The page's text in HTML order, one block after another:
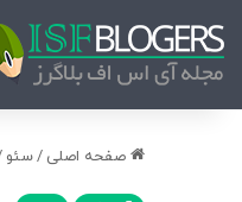
صفحه اصلی /سئو